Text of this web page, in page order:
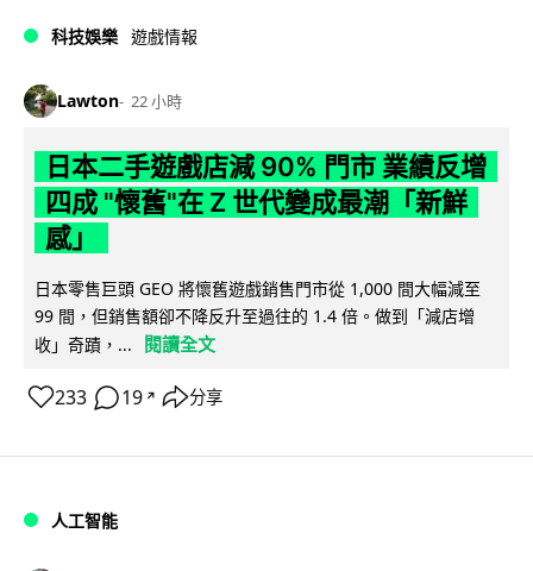
科技娛樂 遊戲情報
Lawton 22 小時
日本二手遊戲店減 90% 門市 業績反增
四成 "懷舊"在 Z 世代變成最潮「新鮮
感」
日本零售巨頭 GEO 將懷舊遊戲銷售門市從 1,000 間大幅減至
99 間，但銷售額卻不降反升至過往的 1.4 倍。做到「減店增
收」奇蹟，...
閱讀全文
233 19 ↗ 分享
人工智能